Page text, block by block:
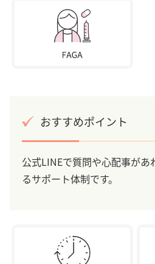
おすすめポイント
公式LINEで質問や心配事があ
るサポート体制です。